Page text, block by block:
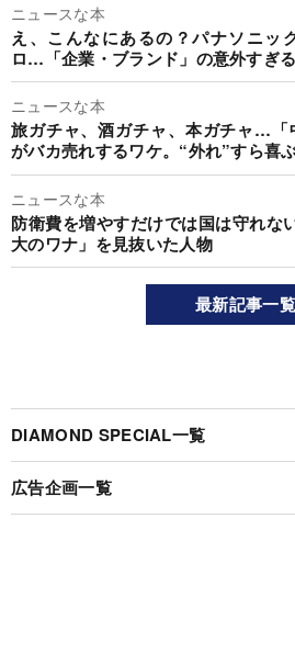
ニュースな本
え、こんなにあるの？パナソニッ
ロ…「企業・ブランド」の意外すぎ
ニュースな本
旅ガチャ、酒ガチャ、本ガチャ…「
がバカ売れするワケ。“外れ”すら喜
ニュースな本
防衛費を増やすだけでは国は守れ
大のワナ」を見抜いた人物
最新記事一覧
DIAMOND SPECIAL一覧
広告企画一覧